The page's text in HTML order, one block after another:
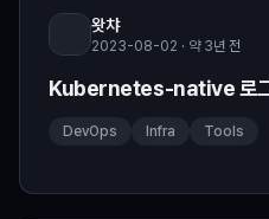
왓챠
2023-08-02 · 약 3년 전
Kubernetes-native 로
DevOps Infra Tools